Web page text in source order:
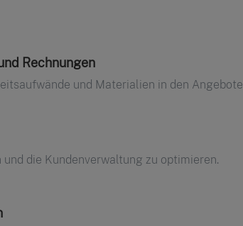
Rechnungen
und Materialien in den
die Kundenverwaltung zu optimieren.